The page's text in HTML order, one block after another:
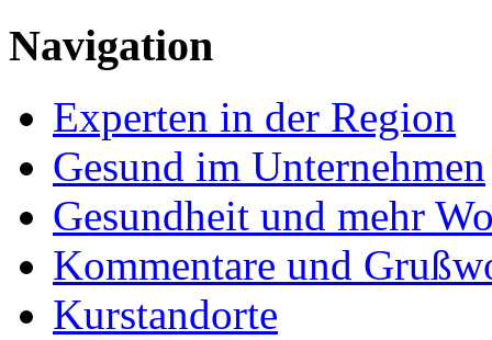
Navigation
Experten in der Region
Gesund im Unternehmen
Gesundheit und mehr
Kommentare und
Kurstandorte